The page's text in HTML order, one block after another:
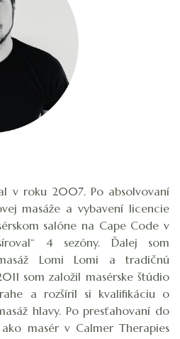
v roku 2007. Po absolvovaní
masáže a vybavení licencie
salóne na Cape Code v
4 sezóny. Ďalej som
Lomi Lomi a tradičnú
som založil masérske štúdio
a rozšíril si kvalifikáciu o
hlavy. Po presťahovaní do
masér v Calmer Therapies